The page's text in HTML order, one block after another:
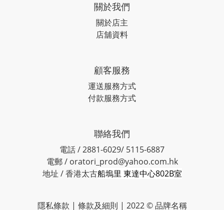
關於我們
關於店主
店舖資料
顧客服務
運送服務方式
付款服務方式
聯絡我們
電話 / 2881-6029/ 5115-6887
電郵 / oratori_prod@yahoo.com.hk
地址 / 香港太古船塢里 東達中心802B室
隱私條款 | 條款及細則 | 2022 © 品牌名稱